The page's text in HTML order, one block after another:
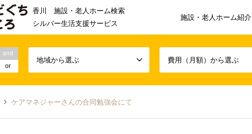
香川 施設・老人ホーム検索
シルバー生活支援サービス
施設・老人ホーム紹介
and
or
地域から選ぶ 費用（月額）から選ぶ
ケアマネジャーさんの合同勉強会にて